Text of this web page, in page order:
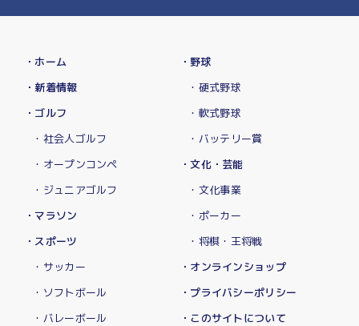
・ホーム
・新着情報
・ゴルフ
・社会人ゴルフ
・オープンコンペ
・ジュニアゴルフ
・マラソン
・スポーツ
・サッカー
・ソフトボール
・バレーボール
・野球
・硬式野球
・軟式野球
・バッテリー賞
・文化・芸能
・文化事業
・ポーカー
・将棋・王将戦
・オンラインショップ
・プライバシーポリシー
・このサイトについて